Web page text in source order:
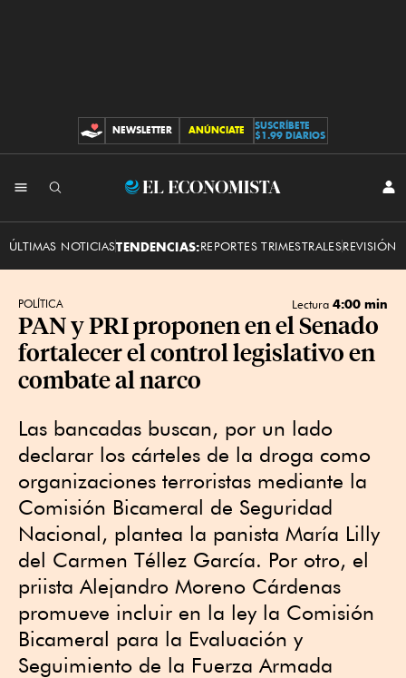
CONTRIBUCIONES
NEWSLETTER ANÚNCIATE
SUSCRÍBETE
$1.99 DIARIOS
El
ÚLTIMAS NOTICIASTENDENCIAS:REPORTES TRIMESTRALESREVISIÓN
POLÍTICA Lectura 4:00 min
PAN y PRI proponen en el Senado
fortalecer el control legislativo en
combate al narco
Las bancadas buscan, por un lado
declarar los cárteles de la droga como
organizaciones terroristas mediante la
Comisión Bicameral de Seguridad
Nacional, plantea la panista María Lilly
del Carmen Téllez García. Por otro, el
priista Alejandro Moreno Cárdenas
promueve incluir en la ley la Comisión
Bicameral para la Evaluación y
Seguimiento de la Fuerza Armada